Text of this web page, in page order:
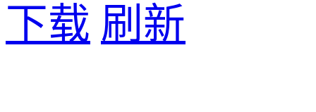
下载 刷新